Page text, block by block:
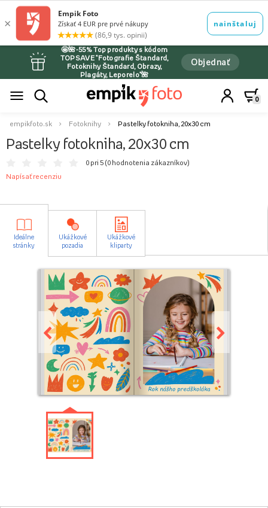
🤩🌺-55% Top produkty s kódom
TOPSAVE *Fotografie Štandard,
Fotoknihy Štandard, Obrazy,
Plagáty, Leporelo*🌺
Objednať
0
empikfoto.sk Fotoknihy Pastelky fotokniha, 20x30 cm
Pastelky fotokniha, 20x30 cm
0 pri 5 (0 hodnotenia zákazníkov)
Napísať recenziu
Ideálne
stránky
Ukážkové
pozadia
Ukážkové
kliparty